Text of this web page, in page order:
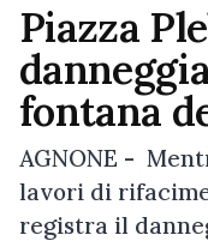
Piazza
fontana
AGNONE -
lavori di
registra il